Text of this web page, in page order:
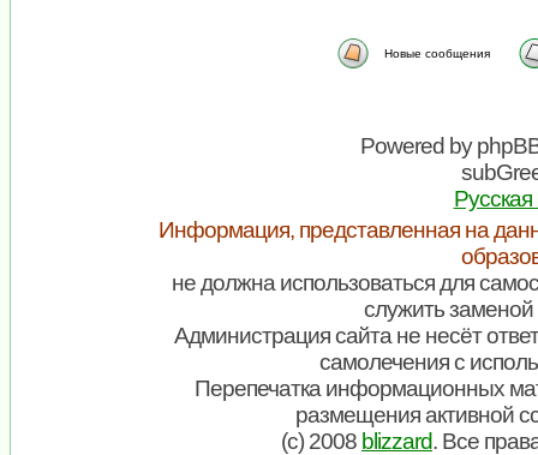
Новые сообщения
Powered by
Информация, представленная на
не должна использоваться для
служить заменой
Администрация сайта не несёт
самолечения с
Перепечатка информационных
размещения активной
(c) 2008 blizzard. Все